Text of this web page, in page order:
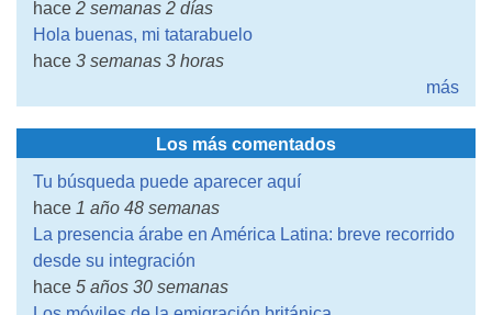
hace 2 semanas 2 días
Hola buenas, mi tatarabuelo
hace 3 semanas 3 horas
más
Los más comentados
Tu búsqueda puede aparecer aquí
hace 1 año 48 semanas
La presencia árabe en América Latina: breve recorrido
desde su integración
hace 5 años 30 semanas